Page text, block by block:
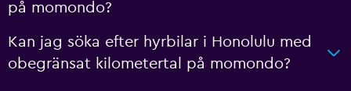
på momondo?
Kan jag söka efter hyrbilar i Honolulu med
obegränsat kilometertal på momondo?